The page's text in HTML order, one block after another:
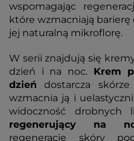
wspomagając
które wzmacniają barierę
jej naturalną mikroflorę.
W serii znajdują się
dzień i na noc. Krem
dzień dostarcza
wzmacnia ją i
widoczność drobnych
regenerujący na
regenerację skóry